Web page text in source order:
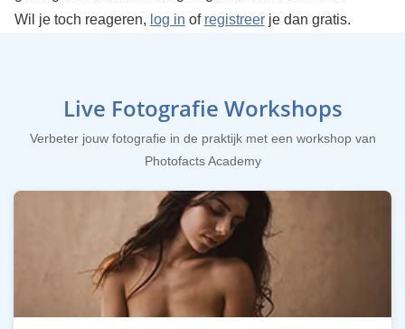
Wil je toch reageren, log in of registreerje dan gratis.
Live Fotografie Workshops
Verbeter jouw fotografie in de praktijk met een workshop van
Photofacts Academy